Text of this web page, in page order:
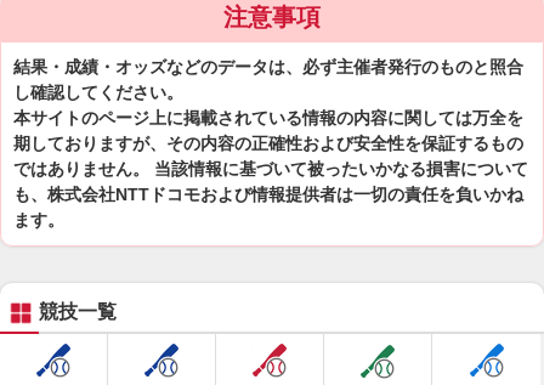
注意事項
結果・成績・オッズなどのデータは、必ず主催者発行のものと照合
し確認してください。
本サイトのページ上に掲載されている情報の内容に関しては万全を
期しておりますが、その内容の正確性および安全性を保証するもの
ではありません。 当該情報に基づいて被ったいかなる損害について
も、株式会社NTTドコモおよび情報提供者は一切の責任を負いかね
ます。
競技一覧